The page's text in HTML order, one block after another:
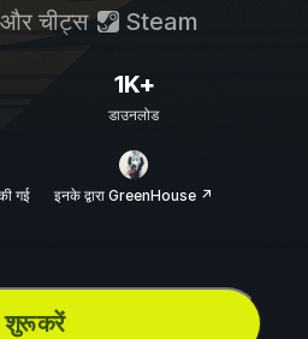
और चीट्स Steam
1K+
डाउनलोड
गई इनके द्वारा GreenHouse ↗
शुरू करें